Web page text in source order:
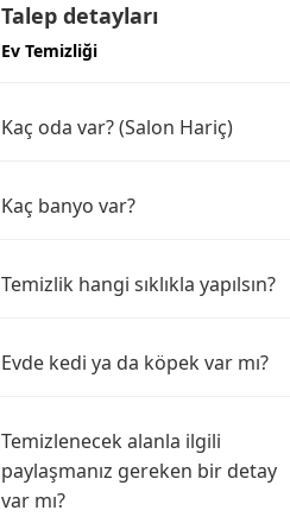
Talep detayları
Ev Temizliği
Kaç oda var? (Salon Hariç)
Kaç banyo var?
Temizlik hangi sıklıkla yapılsın?
Evde kedi ya da köpek var mı?
Temizlenecek alanla ilgili
paylaşmanız gereken bir detay
var mı?